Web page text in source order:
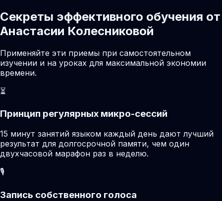
Секреты эффективного обучения от
Анастасии Колесниковой
Применяйте эти приемы при самостоятельном
изучении и на уроках для максимальной экономии
времени.
⏳
Принцип регулярных микро-сессий
15 минут занятий языком каждый день дают лучший
результат для долгосрочной памяти, чем один
двухчасовой марафон раз в неделю.
🎙️
Запись собственного голоса